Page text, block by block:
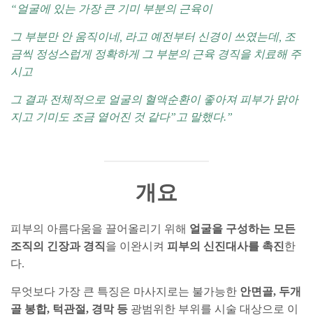
“얼굴에 있는 가장 큰 기미 부분의 근육이
그 부분만 안 움직이네, 라고 예전부터 신경이 쓰였는데, 조
금씩 정성스럽게 정확하게 그 부분의 근육 경직을 치료해 주
시고
그 결과 전체적으로 얼굴의 혈액순환이 좋아져 피부가 맑아
지고 기미도 조금 옅어진 것 같다”고 말했다.”
개요
피부의 아름다움을 끌어올리기 위해 얼굴을 구성하는 모든
조직의 긴장과 경직을 이완시켜 피부의 신진대사를 촉진한
다.
무엇보다 가장 큰 특징은 마사지로는 불가능한 안면골, 두개
골 봉합, 턱관절, 경막 등 광범위한 부위를 시술 대상으로 이